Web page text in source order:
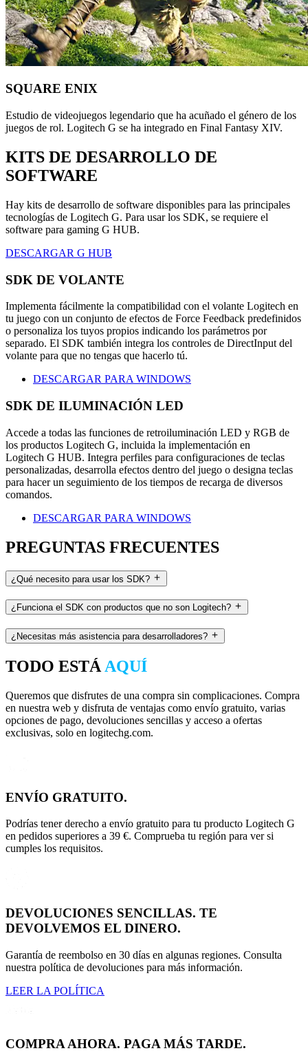
SQUARE ENIX
Estudio de videojuegos legendario que ha acuñado el género de los
juegos de rol. Logitech G se ha integrado en Final Fantasy XIV.
KITS DE DESARROLLO DE
SOFTWARE
Hay kits de desarrollo de software disponibles para las principales
tecnologías de Logitech G. Para usar los SDK, se requiere el
software para gaming G HUB.
DESCARGAR G HUB
SDK DE VOLANTE
Implementa fácilmente la compatibilidad con el volante Logitech en
tu juego con un conjunto de efectos de Force Feedback predefinidos
o personaliza los tuyos propios indicando los parámetros por
separado. El SDK también integra los controles de DirectInput del
volante para que no tengas que hacerlo tú.
DESCARGAR PARA WINDOWS
SDK DE ILUMINACIÓN LED
Accede a todas las funciones de retroiluminación LED y RGB de
los productos Logitech G, incluida la implementación en
Logitech G HUB. Integra perfiles para configuraciones de teclas
personalizadas, desarrolla efectos dentro del juego o designa teclas
para hacer un seguimiento de los tiempos de recarga de diversos
comandos.
DESCARGAR PARA WINDOWS
PREGUNTAS FRECUENTES
¿Qué necesito para usar los SDK?
¿Funciona el SDK con productos que no son Logitech?
¿Necesitas más asistencia para desarrolladores?
TODO ESTÁ AQUÍ
Queremos que disfrutes de una compra sin complicaciones. Compra
en nuestra web y disfruta de ventajas como envío gratuito, varias
opciones de pago, devoluciones sencillas y acceso a ofertas
exclusivas, solo en logitechg.com.
ENVÍO GRATUITO.
Podrías tener derecho a envío gratuito para tu producto Logitech G
en pedidos superiores a 39 €. Comprueba tu región para ver si
cumples los requisitos.
DEVOLUCIONES SENCILLAS. TE
DEVOLVEMOS EL DINERO.
Garantía de reembolso en 30 días en algunas regiones. Consulta
nuestra política de devoluciones para más información.
LEER LA POLÍTICA
COMPRA AHORA. PAGA MÁS TARDE.